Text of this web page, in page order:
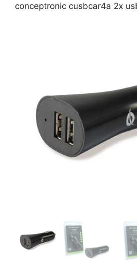
conceptronic cusbcar4a 2x